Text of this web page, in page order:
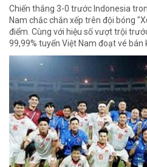
Chiến thắng 3-0 trước Indonesia
Nam chắc chắn xếp trên đội bóng
điểm. Cùng với hiệu số vượt trội
99,99% tuyển Việt Nam đoạt vé bán